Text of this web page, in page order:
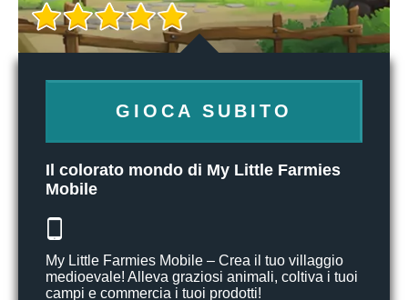
GIOCA SUBITO
Il colorato mondo di My Little Farmies
Mobile
My Little Farmies Mobile – Crea il tuo villaggio
medioevale! Alleva graziosi animali, coltiva i tuoi
campi e commercia i tuoi prodotti!